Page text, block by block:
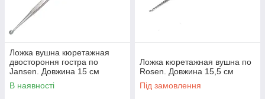
Ложка вушна кюретажная
двостороння гостра по
Jansen. Довжина 15 см
В наявності
Ложка кюретажная вушна по
Rosen. Довжина 15,5 см
Під замовлення